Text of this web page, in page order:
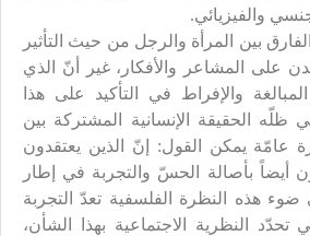
والفيزيائي.
الفارق بين المرأة والرجل من حيث التأثير
على المشاعر والأفكار، غير أنّ الذي
والإفراط في التأكيد على هذا
ظلّه الحقيقة الإنسانية المشتركة بين
عامّة يمكن القول: إنّ الذين يعتقدون
أيضاً بأصالة الحسّ والتجربة في إطار
ضوء هذه النظرة الفلسفية تعدّ التجربة
النظرية الاجتماعية بهذا الشأن،